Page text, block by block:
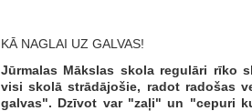
KĀ NAGLAI UZ GALVAS!
Jūrmalas Mākslas skola regulāri rīko
visi skolā strādājošie, radot radošas
galvas". Dzīvot var "zaļi" un "cepuri